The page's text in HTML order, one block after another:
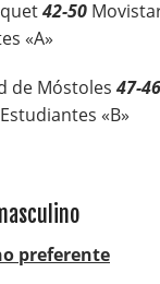
42-50
«A»
de Móstoles 47-46
«B»
preferente